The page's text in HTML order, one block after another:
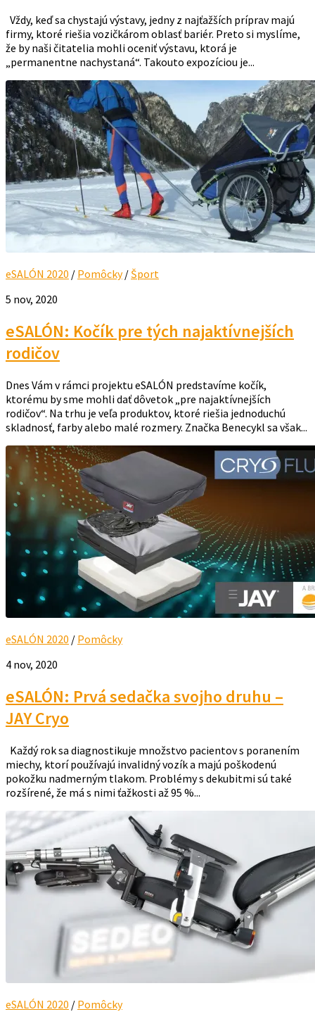
Vždy, keď sa chystajú výstavy, jedny z najťažších príprav majú
firmy, ktoré riešia vozičkárom oblasť bariér. Preto si myslíme,
že by naši čitatelia mohli oceniť výstavu, ktorá je
„permanentne nachystaná“. Takouto expozíciou je...
eSALÓN 2020 / Pomôcky/Šport
5 nov, 2020
eSALÓN: Kočík pre tých najaktívnejších
rodičov
Dnes Vám v rámci projektu eSALÓN predstavíme kočík,
ktorému by sme mohli dať dôvetok „pre najaktívnejších
rodičov“. Na trhu je veľa produktov, ktoré riešia jednoduchú
skladnosť, farby alebo malé rozmery. Značka Benecykl sa však...
eSALÓN 2020 / Pomôcky
4 nov, 2020
eSALÓN: Prvá sedačka svojho druhu –
JAY Cryo
Každý rok sa diagnostikuje množstvo pacientov s poranením
miechy, ktorí používajú invalidný vozík a majú poškodenú
pokožku nadmerným tlakom. Problémy s dekubitmi sú také
rozšírené, že má s nimi ťažkosti až 95 %...
eSALÓN 2020 / Pomôcky